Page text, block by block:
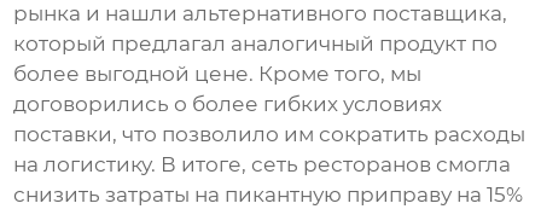
рынка и нашли альтернативного поставщика,
который предлагал аналогичный продукт по
более выгодной цене. Кроме того, мы
договорились о более гибких условиях
поставки, что позволило им сократить расходы
на логистику. В итоге, сеть ресторанов смогла
снизить затраты на пикантную приправу на 15%